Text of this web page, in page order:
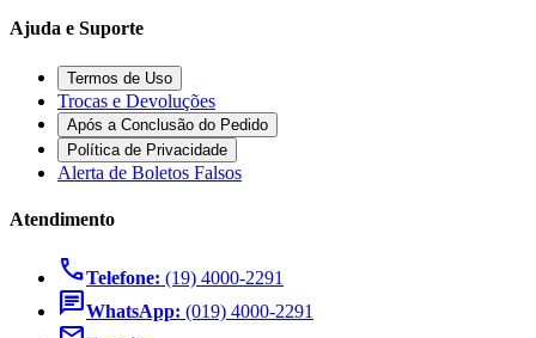
Ajuda e Suporte
Termos de Uso
Trocas e Devoluções
Após a Conclusão do Pedido
Política de Privacidade
Alerta de Boletos Falsos
Atendimento
callTelefone: (19) 4000-2291
chatWhatsApp: (019) 4000-2291